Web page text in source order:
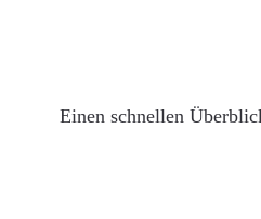
Einen schnellen